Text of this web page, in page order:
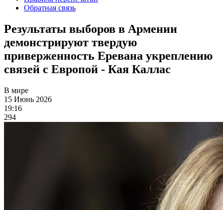
Обратная связь
Результаты выборов в Армении
демонстрируют твердую
приверженность Еревана укреплению
связей с Европой - Кая Каллас
В мире
15 Июнь 2026
19:16
294